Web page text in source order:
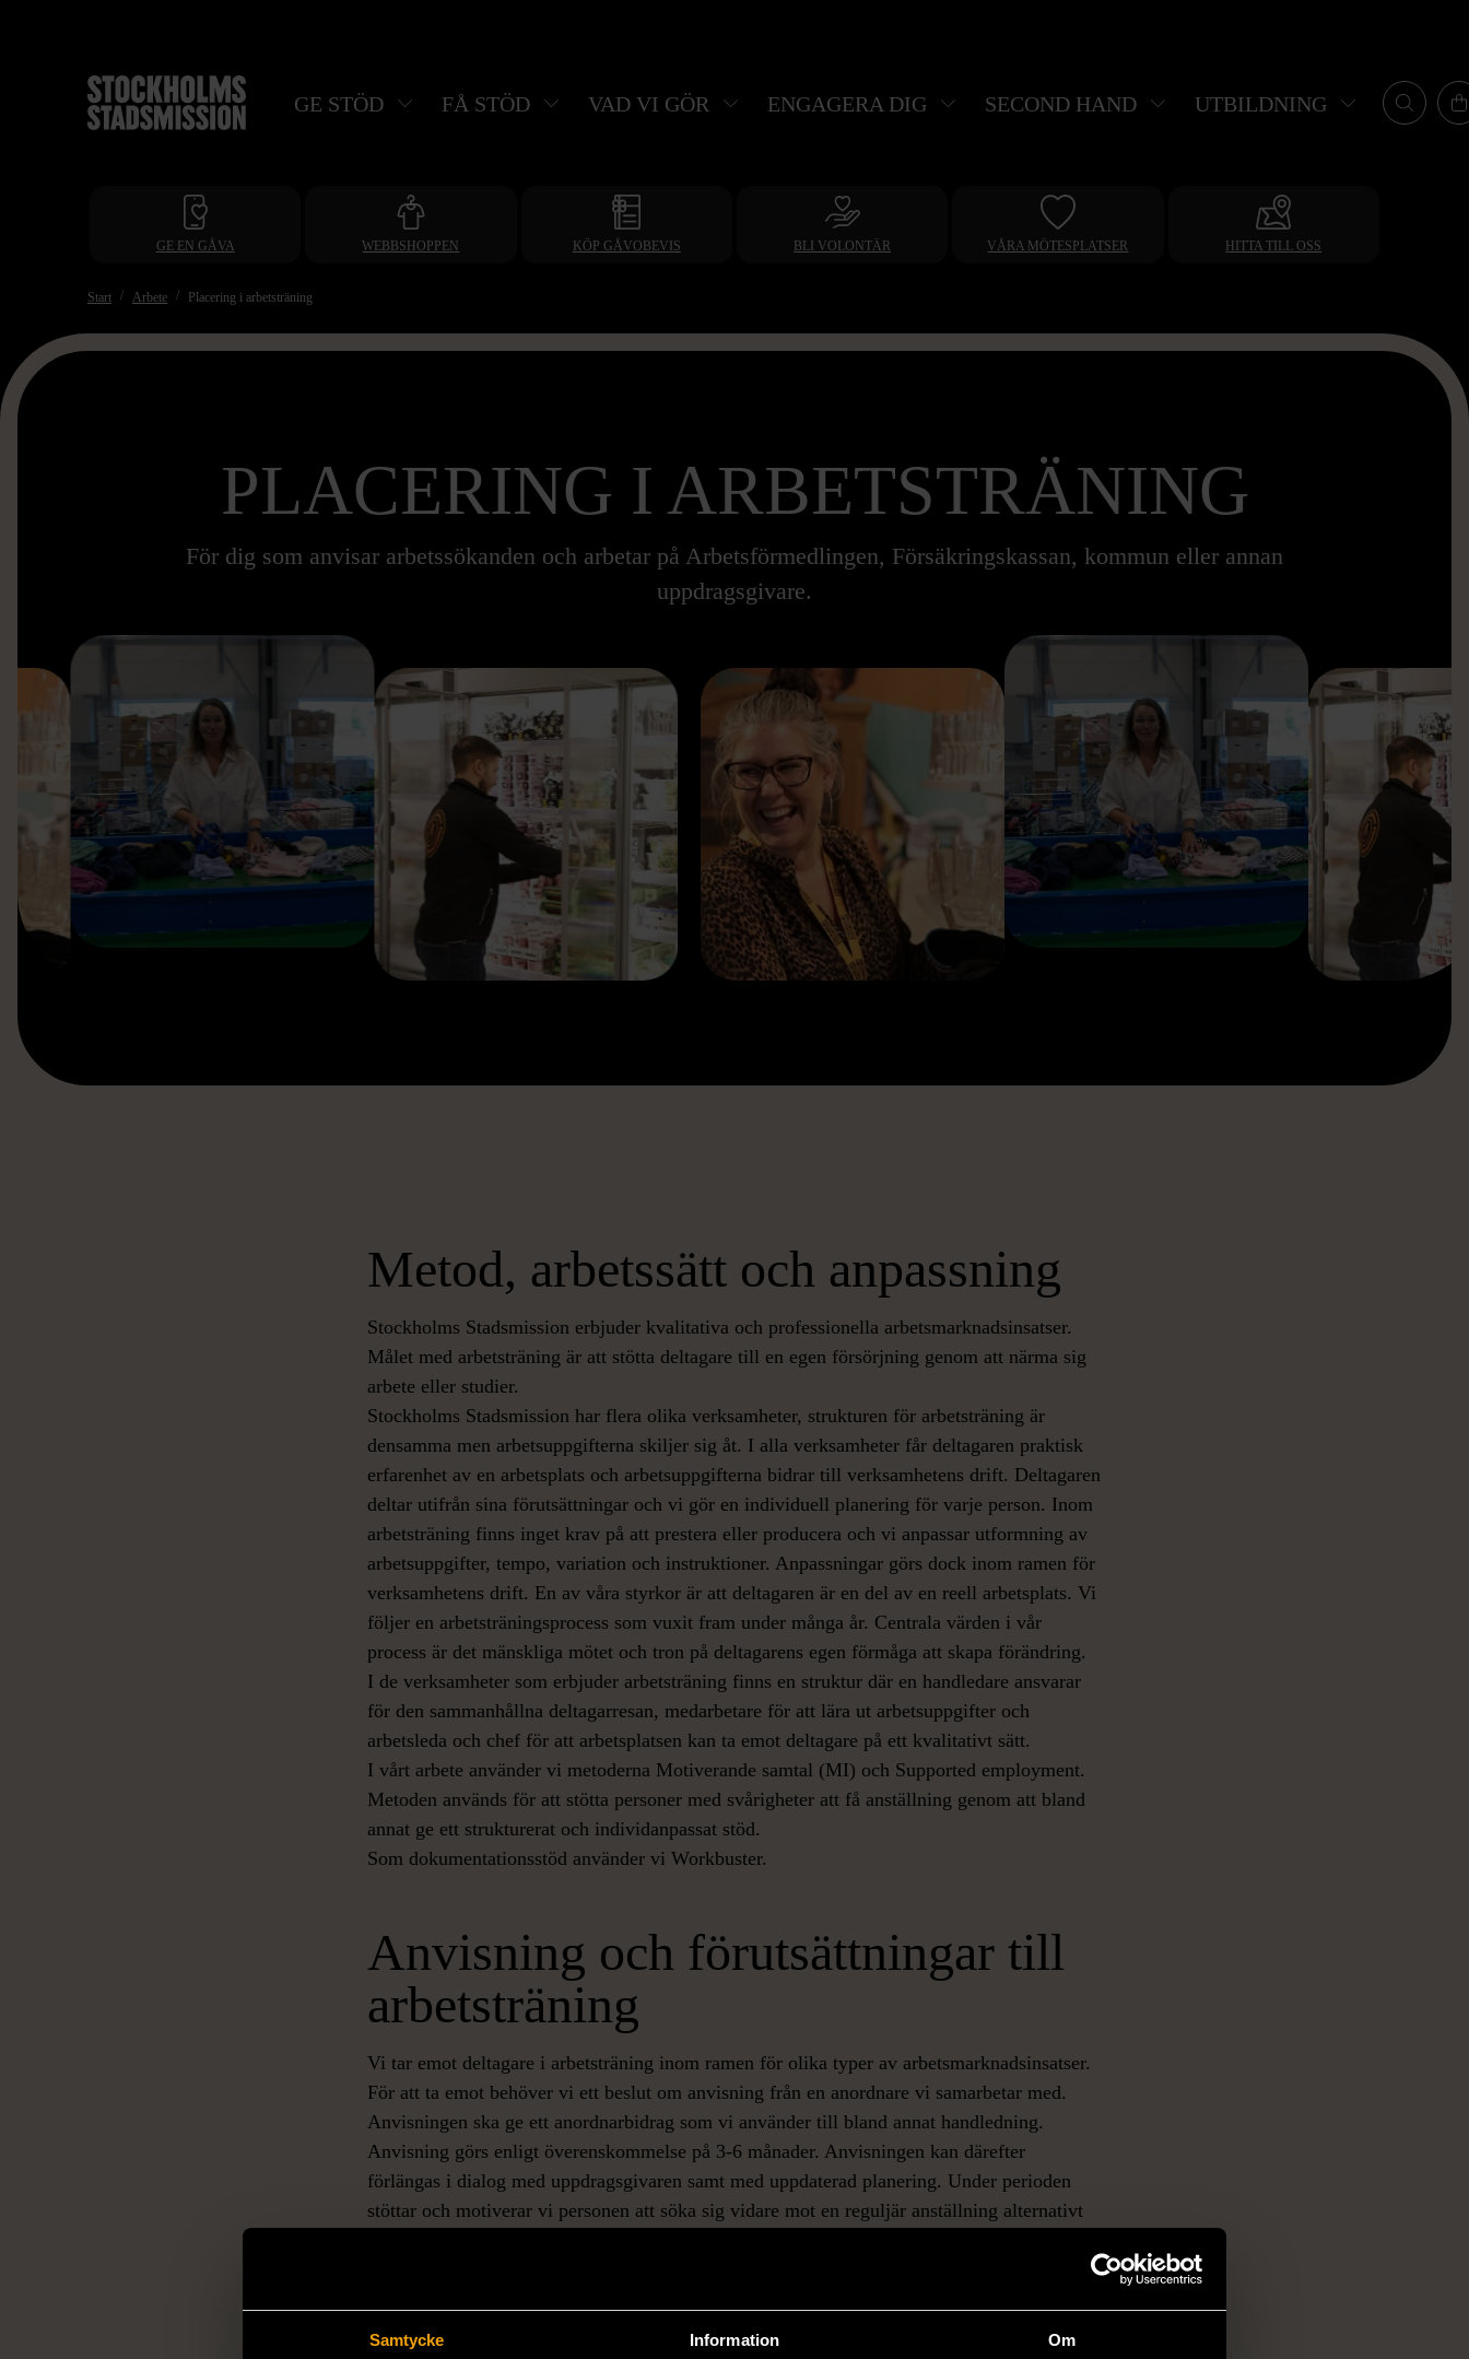
Samtycke Information Om
huvudinnehåll
GE STÖD FÅ STÖD VAD VI GÖR ENGAGERA DIG SECOND HAND UTBILDNING
GE EN GÅVA WEBBSHOPPEN KÖP GÅVOBEVIS BLI VOLONTÄR VÅRA MÖTESPLATSER HITTA TILL OSS
Start Arbete Placering i arbetsträning
PLACERING I ARBETSTRÄNING
För dig som anvisar arbetssökanden och arbetar på Arbetsförmedlingen, Försäkringskassan, kommun eller annan
uppdragsgivare.
Metod, arbetssätt och anpassning
Stockholms Stadsmission erbjuder kvalitativa och professionella arbetsmarknadsinsatser.
Målet med arbetsträning är att stötta deltagare till en egen försörjning genom att närma sig
arbete eller studier.
Stockholms Stadsmission har flera olika verksamheter, strukturen för arbetsträning är
densamma men arbetsuppgifterna skiljer sig åt. I alla verksamheter får deltagaren praktisk
erfarenhet av en arbetsplats och arbetsuppgifterna bidrar till verksamhetens drift. Deltagaren
deltar utifrån sina förutsättningar och vi gör en individuell planering för varje person. Inom
arbetsträning finns inget krav på att prestera eller producera och vi anpassar utformning av
arbetsuppgifter, tempo, variation och instruktioner. Anpassningar görs dock inom ramen för
verksamhetens drift. En av våra styrkor är att deltagaren är en del av en reell arbetsplats. Vi
följer en arbetsträningsprocess som vuxit fram under många år. Centrala värden i vår
process är det mänskliga mötet och tron på deltagarens egen förmåga att skapa förändring.
I de verksamheter som erbjuder arbetsträning finns en struktur där en handledare ansvarar
för den sammanhållna deltagarresan, medarbetare för att lära ut arbetsuppgifter och
arbetsleda och chef för att arbetsplatsen kan ta emot deltagare på ett kvalitativt sätt.
I vårt arbete använder vi metoderna Motiverande samtal (MI) och Supported employment.
Metoden används för att stötta personer med svårigheter att få anställning genom att bland
annat ge ett strukturerat och individanpassat stöd.
Som dokumentationsstöd använder vi Workbuster.
Anvisning och förutsättningar till
arbetsträning
Vi tar emot deltagare i arbetsträning inom ramen för olika typer av arbetsmarknadsinsatser.
För att ta emot behöver vi ett beslut om anvisning från en anordnare vi samarbetar med.
Anvisningen ska ge ett anordnarbidrag som vi använder till bland annat handledning.
Anvisning görs enligt överenskommelse på 3-6 månader. Anvisningen kan därefter
förlängas i dialog med uppdragsgivaren samt med uppdaterad planering. Under perioden
stöttar och motiverar vi personen att söka sig vidare mot en reguljär anställning alternativt
verksamheten kan erbjuda. Inför en uppstart tar vi därför emot deltagaren på ett studiebesök